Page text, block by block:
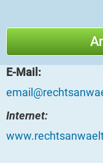
E-Mail:
Internet: